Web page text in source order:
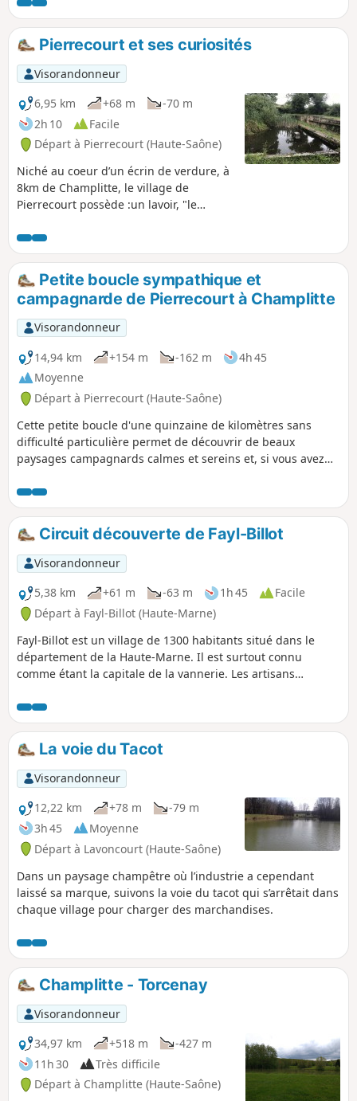
Pierrecourt et ses curiosités
Visorandonneur
6,95 km
+68 m
-70 m
2h 10
Facile
Départ à Pierrecourt (Haute-Saône)
Niché au coeur d’un écrin de verdure, à
8km de Champlitte, le village de
Pierrecourt possède :un lavoir, "le
"Coulvot", extérieure au village.
Petite boucle sympathique et
campagnarde de Pierrecourt à Champlitte
Visorandonneur
14,94 km
+154 m -162 m
4h 45
Moyenne
Départ à Pierrecourt (Haute-Saône)
Cette petite boucle d'une quinzaine de kilomètres sans
difficulté particulière permet de découvrir de beaux
paysages campagnards calmes et sereins et, si vous avez
chevreuils dans les sous-bois.
Circuit découverte de Fayl-Billot
Visorandonneur
5,38 km
+61 m -63 m 1h 45
Facile
Départ à Fayl-Billot (Haute-Marne)
Fayl-Billot est un village de 1300 habitants situé dans le
département de la Haute-Marne. Il est surtout connu
comme étant la capitale de la vannerie. Les artisans
l'issu de cette balade, ne pas hésiter à repartir avec un
souvenir. Cette randonnée permet de voir les principaux
lieux touristiques et culturels du village comme l'École
Nationale d'Osiériculture et de Vannerie, l'Église Notre-
Dame ainsi que tous les lavoirs et toutes les fontaines du
village.
La voie du Tacot
Visorandonneur
12,22 km
+78 m
-79 m
3h 45
Moyenne
Départ à Lavoncourt (Haute-Saône)
Dans un paysage champêtre où l’industrie a cependant
laissé sa marque, suivons la voie du tacot qui s’arrêtait dans
chaque village pour charger des marchandises.
Champlitte - Torcenay
Visorandonneur
34,97 km
+518 m
-427 m
11h 30
Très difficile
Départ à Champlitte (Haute-Saône)